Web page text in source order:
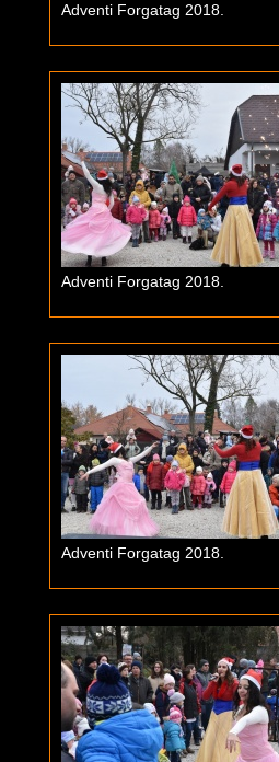
Adventi Forgatag 2018.
Adventi Forgatag 2018.
Adventi Forgatag 2018.